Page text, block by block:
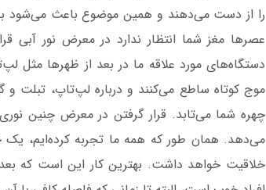
را از دست می‌دهند و همین موضوع باعث می‌شود
عصرها مغز شما انتظار ندارد در معرض نور
دستگاه‌های مورد علاقه ما در بعد از ظهرها مثل
موج کوتاه ساطع می‌کنند و درباره لپ‌تاپ، تبلت
چهره شما می‌تابد. قرار گرفتن در معرض چنین
می‌دهد. همان طور که همه ما تجربه کرده‌ایم،
خلاقیت خواهد داشت. بهترین کار این است که بعد